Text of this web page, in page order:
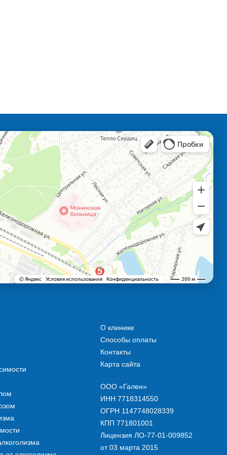
О клинике
Способы оплаты
Контакты
Карта сайта
ООО «Гален»
ИНН 7718314550
ОГРН 1147748028339
КПП 771801001
Лицензия ЛО-77-01-009852
от 03 марта 2015